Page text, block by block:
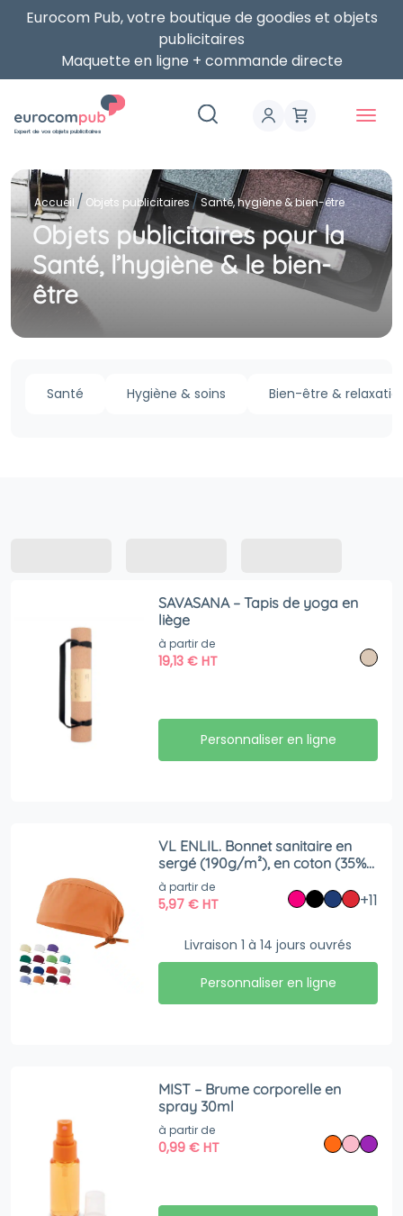
Eurocom Pub, votre boutique de goodies et objets
publicitaires
Maquette en ligne + commande directe
Expert de vos objets publicitaires
Santé Hygiène & soins Bien-être &
Accueil Objets publicitaires Santé, hygiène & bien-être
Objets publicitaires pour la
Santé, l’hygiène & le bien-
être
SAVASANA – Tapis de yoga en
liège
à partir de
19,13€ HT
Personnaliser en ligne
VL ENLIL. Bonnet sanitaire en
sergé (190g/m²), en coton (35%)
et polyester (65%)
à partir de
5,97€ HT +11
Livraison 1 à 14 jours ouvrés
Personnaliser en ligne
MIST – Brume corporelle en
spray 30ml
à partir de
0,99€ HT